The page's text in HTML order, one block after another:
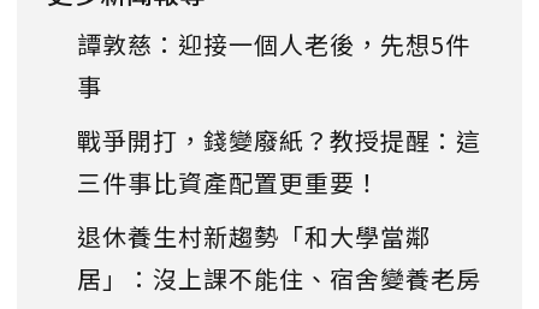
譚敦慈：迎接一個人老後，先想5件
事
戰爭開打，錢變廢紙？教授提醒：這
三件事比資產配置更重要！
退休養生村新趨勢「和大學當鄰
居」：沒上課不能住、宿舍變養老房